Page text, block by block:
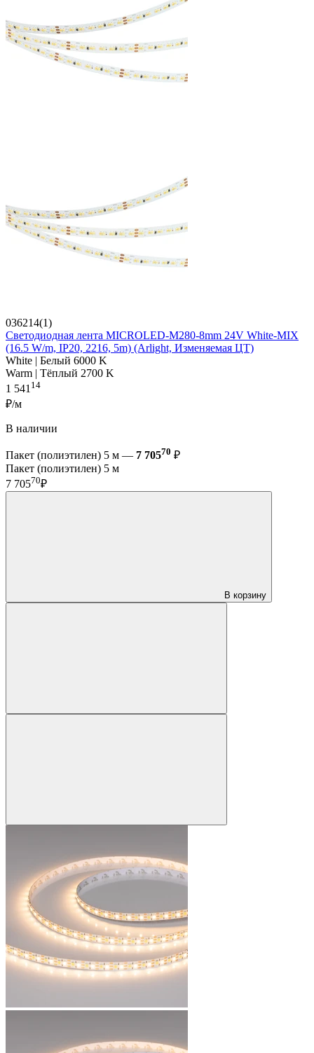
036214(1)
Светодиодная лента MICROLED-M280-8mm 24V White-MIX
(16.5 W/m, IP20, 2216, 5m) (Arlight, Изменяемая ЦТ)
White | Белый 6000 K
Warm | Тёплый 2700 K
1 54114
₽/м
В наличии
Пакет (полиэтилен) 5 м — 7 70570 ₽
Пакет (полиэтилен) 5 м
7 70570₽
В корзину